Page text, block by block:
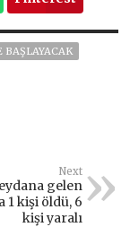
BAŞLAYACAK
Next
gelen
1 kişi öldü, 6
kişi yaralı